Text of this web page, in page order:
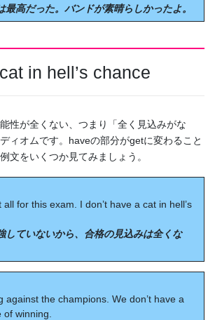
最高だった。バンドが素晴らしかったよ。
in hell’s chance
性が全くない、つまり「全く見込みがな
ィオムです。haveの部分がgetに変わること
文をいくつか見てみましょう。
all for this exam. I don’t have a cat in hell’s
していないから、合格の見込みは全くな
against the champions. We don’t have a
of winning.